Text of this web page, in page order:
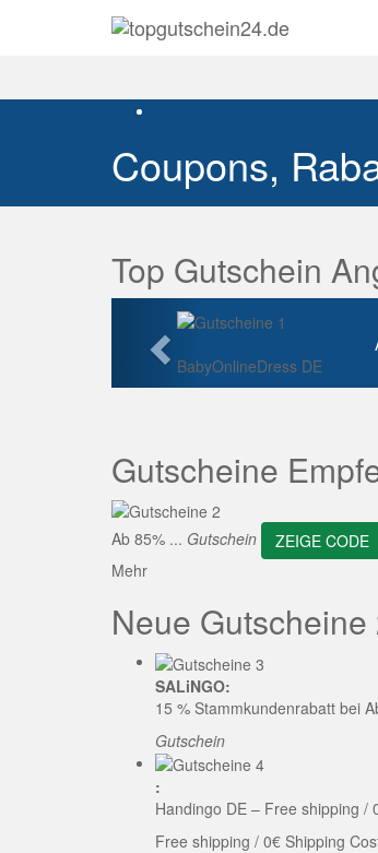
Coupons,
Top Gutschein
BabyOnlineDress DE
Vorherige
Gutscheine
Ab 85% ... Gutschein
ZEIGE CODE
Mehr
Neue Gutscheine
SALiNGO:
15 % Stammkundenrabatt bei
Gutschein
:
Handingo DE – Free shipping /
Free shipping / 0€ Shipping